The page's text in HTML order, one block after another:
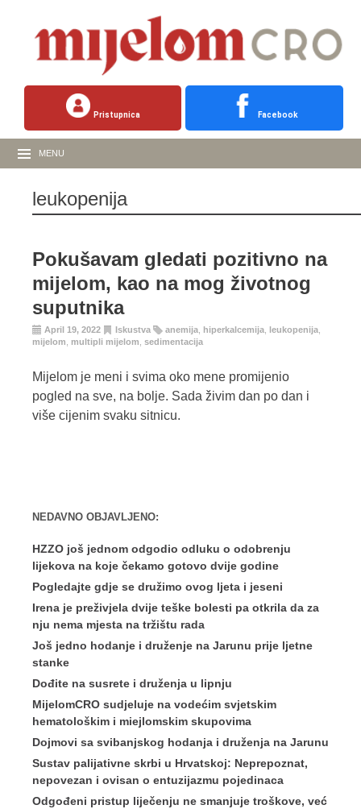
Pristupnica Facebook
MENU
leukopenija
Pokušavam gledati pozitivno na
mijelom, kao na mog životnog
suputnika
April 19, 2022 Iskustva anemija hiperkalcemija leukopenija
mijelom
multipli mijelom sedimentacija
Mijelom je meni i svima oko mene promijenio
pogled na sve, na bolje. Sada živim dan po dan i
više cijenim svaku sitnicu.
NEDAVNO OBJAVLJENO:
HZZO još jednom odgodio odluku o odobrenju
lijekova na koje čekamo gotovo dvije godine
Pogledajte gdje se družimo ovog ljeta i jeseni
Irena je preživjela dvije teške bolesti pa otkrila da za
nju nema mjesta na tržištu rada
Još jedno hodanje i druženje na Jarunu prije ljetne
stanke
Dođite na susrete i druženja u lipnju
MijelomCRO sudjeluje na vodećim svjetskim
hematološkim i miejlomskim skupovima
Dojmovi sa svibanjskog hodanja i druženja na Jarunu
Sustav palijativne skrbi u Hrvatskoj: Neprepoznat,
nepovezan i ovisan o entuzijazmu pojedinaca
Odgođeni pristup liječenju ne smanjuje troškove, već